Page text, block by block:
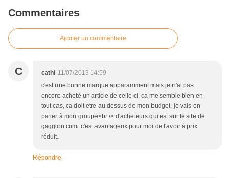
Commentaires
Ajouter un commentaire
C cathi 11/07/2013 14:59
c'est une bonne marque apparamment mais je n'ai pas
encore acheté un article de celle ci, ca me semble bien en
tout cas, ca doit etre au dessus de mon budget, je vais en
parler à mon groupe<br /> d'acheteurs qui est sur le site de
gagglon.com. c'est avantageux pour moi de l'avoir à prix
réduit.
Répondre